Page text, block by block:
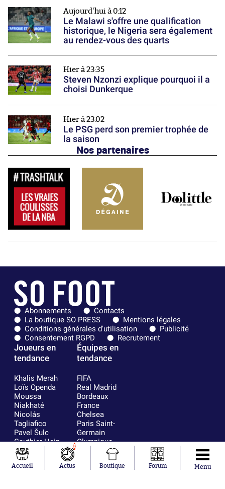
Aujourd'hui à 0:12
Le Malawi s'offre une qualification
historique, le Nigeria sera également
au rendez-vous des quarts
Hier à 23:35
Steven Nzonzi explique pourquoi il a
choisi Dunkerque
Hier à 23:02
Le PSG perd son premier trophée de
la saison
Nos partenaires
Abonnements
Contacts
La boutique SO PRESS
Mentions légales
Conditions générales d'utilisation
Publicité
Consentement RGPD
Recrutement
Joueurs en
tendance
Khalis Merah
Loïs Openda
Moussa
Niakhaté
Nicolás
Tagliafico
Pavel Šulc
Gauthier Hein
Lionel Messi
Gonzalo
García Torres
Équipes en
tendance
FIFA
Real Madrid
Bordeaux
France
Chelsea
Paris Saint-
Germain
Olympique
RC Strasbourg
Accueil
1
Actus Boutique Forum Menu